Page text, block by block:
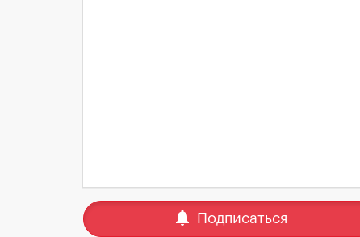
notifications Подписаться